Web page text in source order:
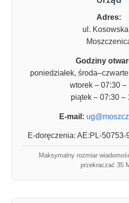
Adres:
ul.
Godziny
poniedziałek,
wtorek – 07:30 –
piątek – 07:30 –
E-mail:
E-doręczenia: AE:PL-
Maksymalny rozmiar
przekraczać 35